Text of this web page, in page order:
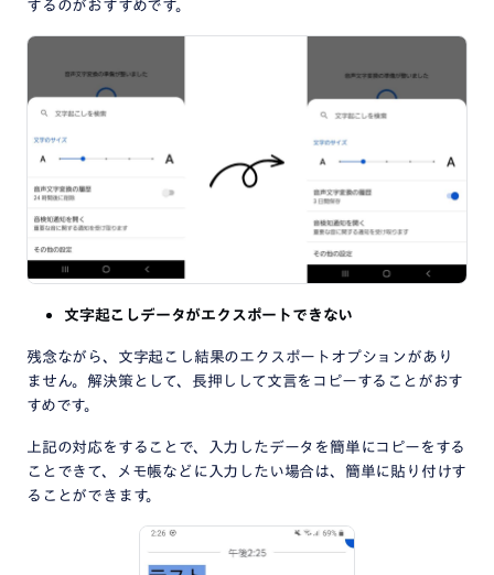
するのがおすすめです。
文字起こしデータがエクスポートできない
残念ながら、文字起こし結果のエクスポートオプションがあり
ません。解決策として、長押しして文言をコピーすることがおす
すめです。
上記の対応をすることで、入力したデータを簡単にコピーをする
ことできて、メモ帳などに入力したい場合は、簡単に貼り付けす
ることができます。